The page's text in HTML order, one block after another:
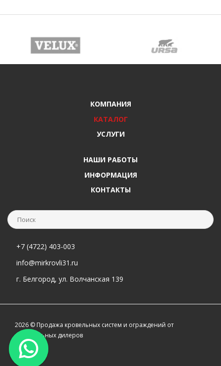
КОМПАНИЯ
КАТАЛОГ
УСЛУГИ
НАШИ РАБОТЫ
ИНФОРМАЦИЯ
КОНТАКТЫ
+7 (4722) 403-003
info@mirkrovli31.ru
г. Белгород, ул. Волчанская 139
2026 © Продажа кровельных систем и ограждений от
официальных дилеров